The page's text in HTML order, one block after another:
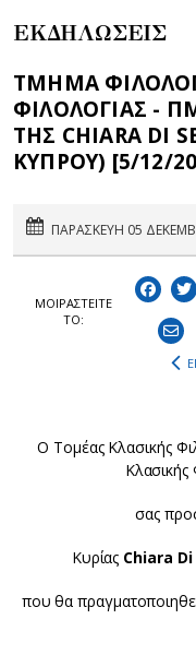
ΕΚΔΗΛΩΣΕΙΣ
ΤΜΗΜΑ
ΦΙΛΟΛΟΓΙΑΣ -
ΤΗΣ CHIARA DI
ΚΥΠΡΟΥ) [5/12/
ΠΑΡΑΣΚΕΥΗ 05
ΜΟΙΡΑΣΤEIΤΕ
ΤΟ:
Ο Τομέας Κλασικής
Κλασικής
σας
Κυρίας Chiara Di
που θα